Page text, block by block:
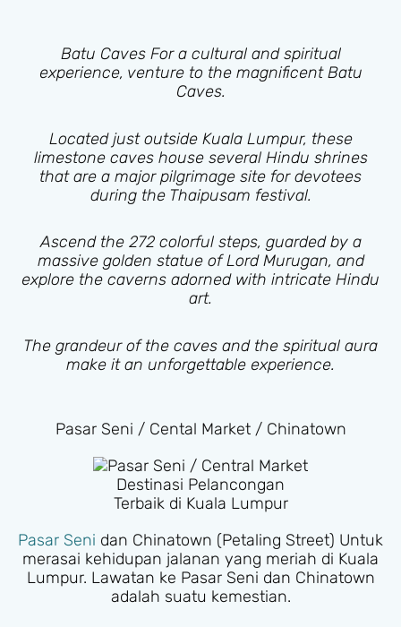
Batu Caves For a cultural and spiritual
experience, venture to the magnificent Batu
Caves.
Located just outside Kuala Lumpur, these
limestone caves house several Hindu shrines
that are a major pilgrimage site for devotees
during the Thaipusam festival.
Ascend the 272 colorful steps, guarded by a
massive golden statue of Lord Murugan, and
explore the caverns adorned with intricate Hindu
art.
The grandeur of the caves and the spiritual aura
make it an unforgettable experience.
Pasar Seni / Cental Market / Chinatown
Destinasi Pelancongan
Terbaik di Kuala Lumpur
Pasar Seni dan Chinatown (Petaling Street) Untuk
merasai kehidupan jalanan yang meriah di Kuala
Lumpur. Lawatan ke Pasar Seni dan Chinatown
adalah suatu kemestian.